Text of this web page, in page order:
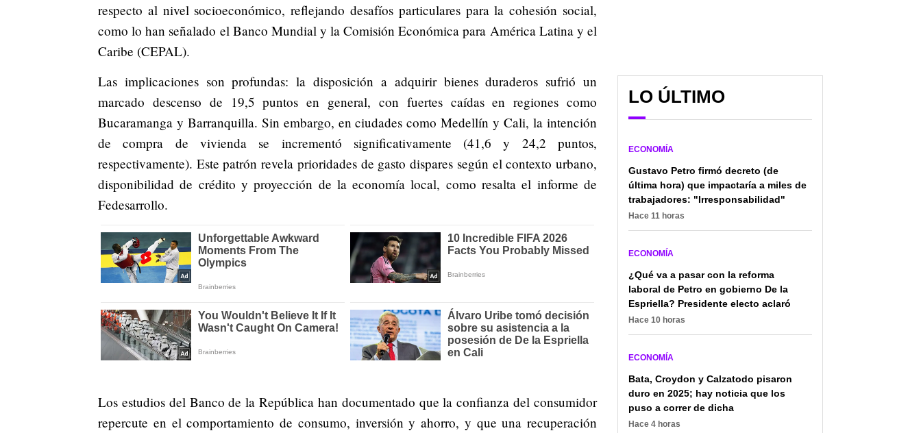
respecto al nivel socioeconómico, reflejando desafíos particulares para la cohesión social,
como lo han señalado el Banco Mundial y la Comisión Económica para América Latina y el
Caribe (CEPAL).
Las implicaciones son profundas: la disposición a adquirir bienes duraderos sufrió un
marcado descenso de 19,5 puntos en general, con fuertes caídas en regiones como
Bucaramanga y Barranquilla. Sin embargo, en ciudades como Medellín y Cali, la intención
de compra de vivienda se incrementó significativamente (41,6 y 24,2 puntos,
respectivamente). Este patrón revela prioridades de gasto dispares según el contexto urbano,
disponibilidad de crédito y proyección de la economía local, como resalta el informe de
Fedesarrollo.
Los estudios del Banco de la República han documentado que la confianza del consumidor
repercute en el comportamiento de consumo, inversión y ahorro, y que una recuperación
LO ÚLTIMO
ECONOMÍA
Gustavo Petro firmó decreto (de
última hora) que impactaría a miles de
trabajadores: "Irresponsabilidad"
Hace 11 horas
ECONOMÍA
¿Qué va a pasar con la reforma
laboral de Petro en gobierno De la
Espriella? Presidente electo aclaró
Hace 10 horas
ECONOMÍA
Bata, Croydon y Calzatodo pisaron
duro en 2025; hay noticia que los
puso a correr de dicha
Hace 4 horas